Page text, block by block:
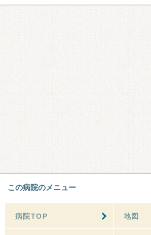
この病院のメニュー
病院TOP 地図